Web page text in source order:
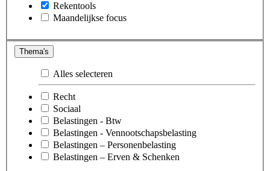
Rekentools
Maandelijkse focus
Thema's
Alles selecteren
Recht
Sociaal
Belastingen - Btw
Belastingen - Vennootschapsbelasting
Belastingen – Personenbelasting
Belastingen – Erven & Schenken